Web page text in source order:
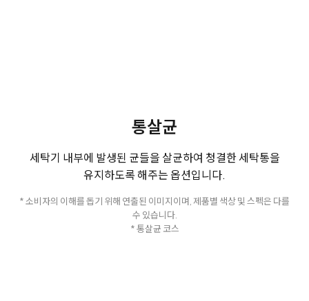
통살균
세탁기 내부에 발생된 균들을 살균하여 청결한 세탁통을
유지하도록 해주는 옵션입니다.
* 소비자의 이해를 돕기 위해 연출된 이미지이며, 제품별 색상 및 스펙은 다를
수 있습니다.
* 통살균 코스